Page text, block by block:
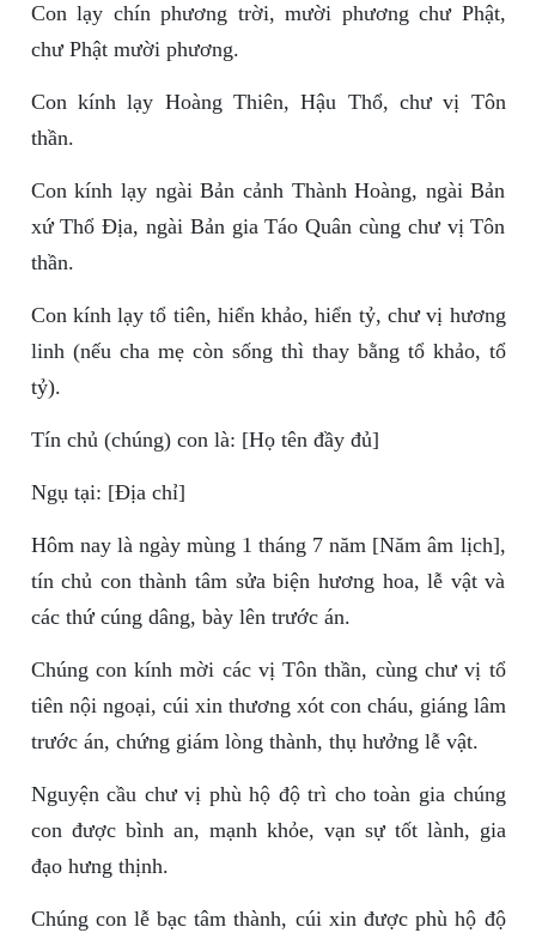
Con lạy chín phương trời, mười phương chư Phật,
chư Phật mười phương.
Con kính lạy Hoàng Thiên, Hậu Thổ, chư vị Tôn
thần.
Con kính lạy ngài Bản cảnh Thành Hoàng, ngài Bản
xứ Thổ Địa, ngài Bản gia Táo Quân cùng chư vị Tôn
thần.
Con kính lạy tổ tiên, hiển khảo, hiển tỷ, chư vị hương
linh (nếu cha mẹ còn sống thì thay bằng tổ khảo, tổ
tỷ).
Tín chủ (chúng) con là: [Họ tên đầy đủ]
Ngụ tại: [Địa chỉ]
Hôm nay là ngày mùng 1 tháng 7 năm [Năm âm lịch],
tín chủ con thành tâm sửa biện hương hoa, lễ vật và
các thứ cúng dâng, bày lên trước án.
Chúng con kính mời các vị Tôn thần, cùng chư vị tổ
tiên nội ngoại, cúi xin thương xót con cháu, giáng lâm
trước án, chứng giám lòng thành, thụ hưởng lễ vật.
Nguyện cầu chư vị phù hộ độ trì cho toàn gia chúng
con được bình an, mạnh khỏe, vạn sự tốt lành, gia
đạo hưng thịnh.
Chúng con lễ bạc tâm thành, cúi xin được phù hộ độ